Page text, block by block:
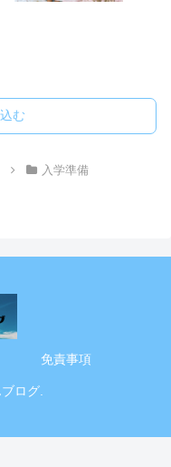
む
入学準備
免責事項
ログ.